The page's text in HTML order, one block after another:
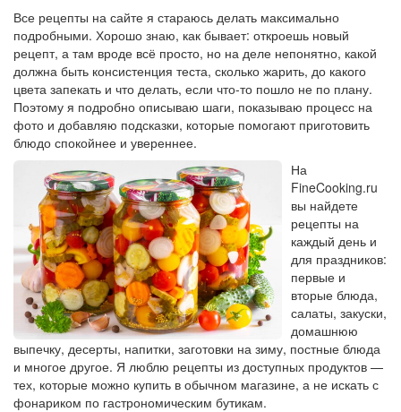
Все рецепты на сайте я стараюсь делать максимально
подробными. Хорошо знаю, как бывает: откроешь новый
рецепт, а там вроде всё просто, но на деле непонятно, какой
должна быть консистенция теста, сколько жарить, до какого
цвета запекать и что делать, если что-то пошло не по плану.
Поэтому я подробно описываю шаги, показываю процесс на
фото и добавляю подсказки, которые помогают приготовить
блюдо спокойнее и увереннее.
На
FineCooking.ru
вы найдете
рецепты на
каждый день и
для праздников:
первые и
вторые блюда,
салаты, закуски,
домашнюю
выпечку, десерты, напитки, заготовки на зиму, постные блюда
и многое другое. Я люблю рецепты из доступных продуктов —
тех, которые можно купить в обычном магазине, а не искать с
фонариком по гастрономическим бутикам.